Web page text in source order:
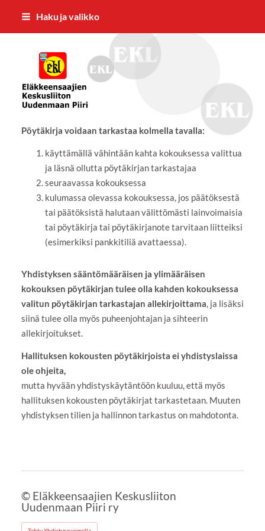
Siirry
Haku ja valikko
EKL:n Uudenmaan Piiri ry
Pöytäkirja voidaan tarkastaa kolmella tavalla:
käyttämällä vähintään kahta kokouksessa valittua
ja läsnä ollutta pöytäkirjan tarkastajaa
seuraavassa kokouksessa
kulumassa olevassa kokouksessa, jos päätöksestä
tai päätöksistä halutaan välittömästi lainvoimaisia
tai pöytäkirja tai pöytäkirjanote tarvitaan liitteiksi
(esimerkiksi pankkitiliä avattaessa).
Yhdistyksen sääntömääräisen ja ylimääräisen
kokouksen pöytäkirjan tulee olla kahden kokouksessa
valitun pöytäkirjan tarkastajan allekirjoittama, ja lisäksi
siinä tulee olla myös puheenjohtajan ja sihteerin
allekirjoitukset.
Hallituksen kokousten pöytäkirjoista ei yhdistyslaissa
ole ohjeita,
mutta hyvään yhdistyskäytäntöön kuuluu, että myös
hallituksen kokousten pöytäkirjat tarkastetaan. Muuten
yhdistyksen tilien ja hallinnon tarkastus on mahdotonta.
© Eläkkeensaajien Keskusliiton
Uudenmaan Piiri ry